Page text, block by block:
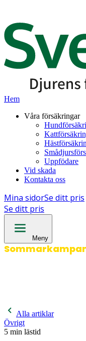
Hem
Våra försäkringar
Uppfödare
Vid skada
Kontakta oss
Mina sidorSe ditt pris
Se ditt pris
Meny
Alla artiklar
Övrigt
5 min lästid